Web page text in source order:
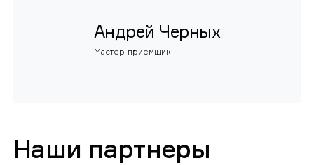
Андрей Черных
Мастер-приемщик
Наши партнеры